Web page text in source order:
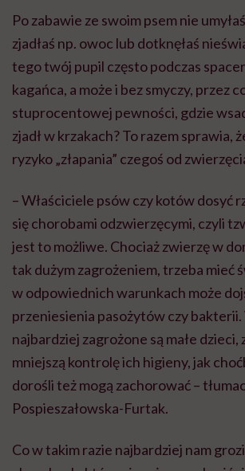
Po zabawie ze swoim psem nie
zjadłaś np. owoc lub dotknęłaś
tego twój pupil często podczas
kagańca, a może i bez smyczy, przez
stuprocentowej pewności, gdzie
zjadł w krzakach? To razem sprawia,
ryzyko „złapania” czegoś od
– Właściciele psów czy kotów dosyć
się chorobami odzwierzęcymi, czyli
jest to możliwe. Chociaż zwierzę w
tak dużym zagrożeniem, trzeba mieć
w odpowiednich warunkach może
przeniesienia pasożytów czy
najbardziej zagrożone są małe dzieci,
mniejszą kontrolę ich higieny, jak
dorośli też mogą zachorować –
Pospieszałowska-Furtak.
Co w takim razie najbardziej nam